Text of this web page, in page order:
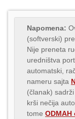
Napomena:
(softverski)
Nije preneta
uredništva
automatski,
nameru sajta
(članak)
krši nečija
tome